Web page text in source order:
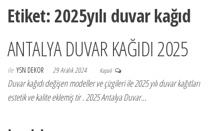
Etiket: 2025yılı duvar kağıd
ANTALYA DUVAR KAĞIDI 2025
ile YSN DEKOR 29 Aralık 2024 Kapalı
Duvar kağıdı değişen modeller ve çizgileri ile 2025 yılı duvar kağıtları
estetik ve kalite eklemiş tir . 2025 Antalya Duvar…